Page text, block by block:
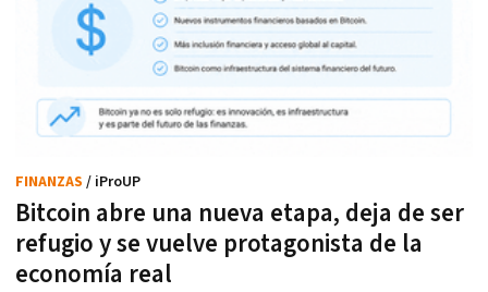
Bitcoin abre una nueva etapa, deja de ser
refugio y se vuelve protagonista de la
economía real
FINANZAS / iProUP